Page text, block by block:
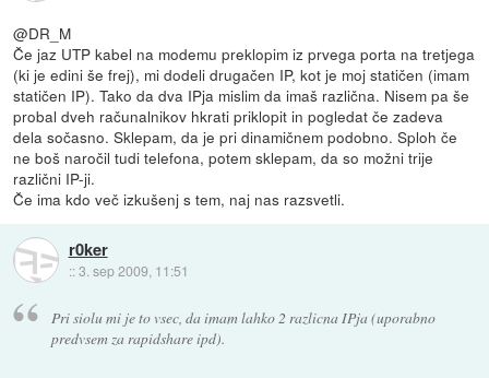
@DR_M
Če jaz UTP kabel na modemu preklopim iz prvega porta na tretjega
(ki je edini še frej), mi dodeli drugačen IP, kot je moj statičen (imam
statičen IP). Tako da dva IPja mislim da imaš različna. Nisem pa še
probal dveh računalnikov hkrati priklopit in pogledat če zadeva
dela sočasno. Sklepam, da je pri dinamičnem podobno. Sploh če
ne boš naročil tudi telefona, potem sklepam, da so možni trije
različni IP-ji.
Če ima kdo več izkušenj s tem, naj nas razsvetli.
r0ker
::3. sep 2009, 11:51
Pri siolu mi je to vsec, da imam lahko 2 razlicna IPja (uporabno
predvsem za rapidshare ipd).